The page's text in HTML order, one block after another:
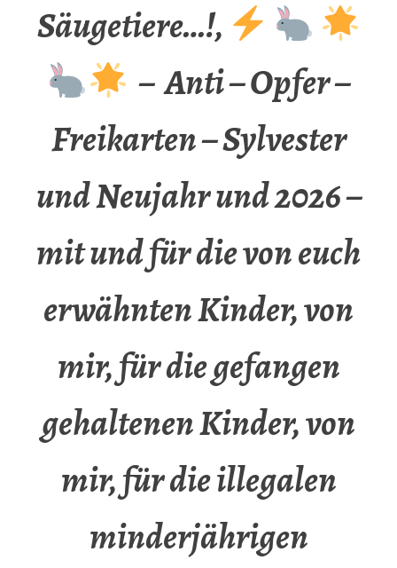
Säugetiere…!,
– Anti – Opfer –
Freikarten – Sylvester
und Neujahr und 2026 –
mit und für die von euch
erwähnten Kinder, von
mir, für die gefangen
gehaltenen Kinder, von
mir, für die illegalen
minderjährigen